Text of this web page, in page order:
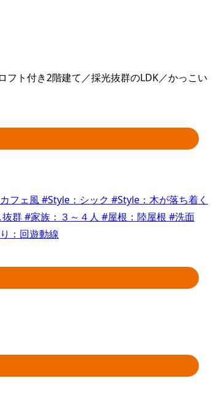
ト付き2階建て／採光抜群のLDK／かっこい
フェ風#Style：シック #Style：木が落ち着く
群#家族：３～４人 #屋根：陸屋根 #洗面
：回遊動線